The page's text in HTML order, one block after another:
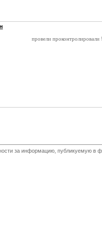
провели
за информацию, публикуемую